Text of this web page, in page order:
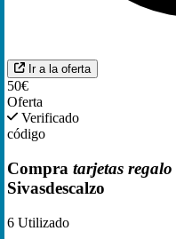
Ir a la oferta
50€
Oferta
Verificado
código
Compra tarjetas regalo
Sivasdescalzo
6 Utilizado